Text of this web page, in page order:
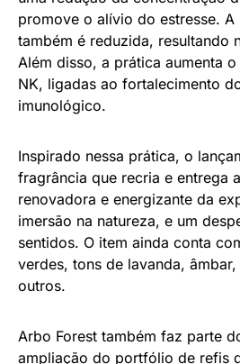
promove o alívio do estresse. A
também é reduzida, resultando
Além disso, a prática aumenta
NK, ligadas ao fortalecimento
imunológico.
Inspirado nessa prática, o
fragrância que recria e entrega
renovadora e energizante da
imersão na natureza, e um
sentidos. O item ainda conta
verdes, tons de lavanda,
outros.
Arbo Forest também faz parte
ampliação do portfólio de refis